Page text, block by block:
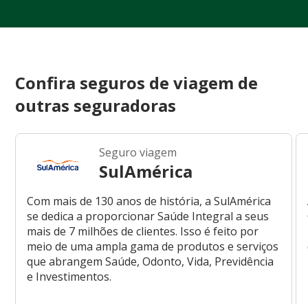
Confira seguros de viagem de
outras seguradoras
Seguro viagem
SulAmérica
Com mais de 130 anos de história, a SulAmérica
se dedica a proporcionar Saúde Integral a seus
mais de 7 milhões de clientes. Isso é feito por
meio de uma ampla gama de produtos e serviços
que abrangem Saúde, Odonto, Vida, Previdência
e Investimentos.